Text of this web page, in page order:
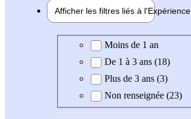
Afficher les filtres liés à l'Expérience
Expérience demandée
Moins de 1 an
De 1 à 3 ans (18)
Plus de 3 ans (3)
Non renseignée (23)